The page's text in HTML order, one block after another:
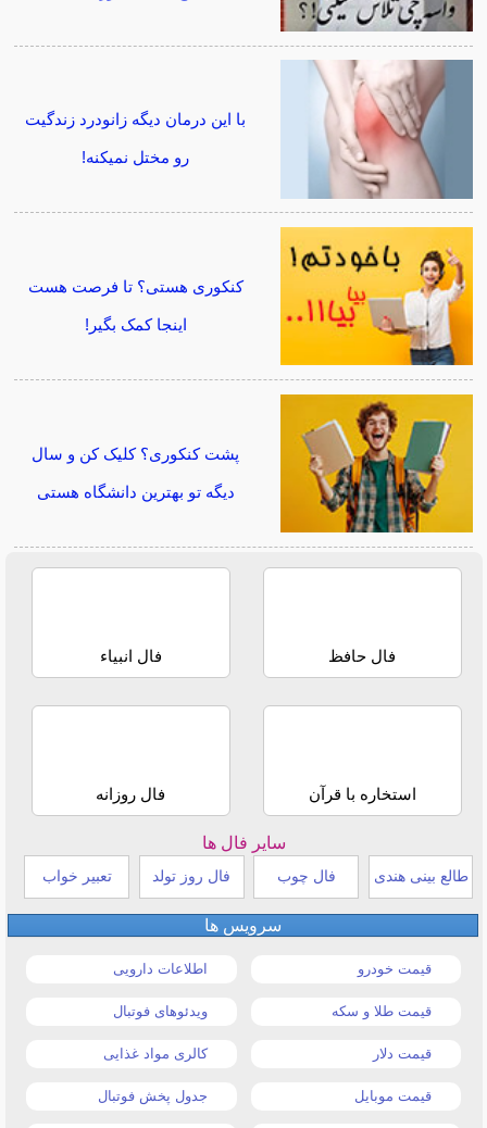
با این درمان دیگه زانودرد زندگیت
رو مختل نمیکنه!
کنکوری هستی؟ تا فرصت هست
اینجا کمک بگیر!
پشت کنکوری؟ کلیک کن و سال
دیگه تو بهترین دانشگاه هستی
فال حافظ فال انبیاء
استخاره با قرآن فال روزانه
سایر فال ها
طالع بینی هندی فال چوب فال روز تولد تعبیر خواب
سرویس ها
قیمت خودرو اطلاعات دارویی
قیمت طلا و سکه ویدئوهای فوتبال
قیمت دلار کالری مواد غذایی
قیمت موبایل جدول پخش فوتبال